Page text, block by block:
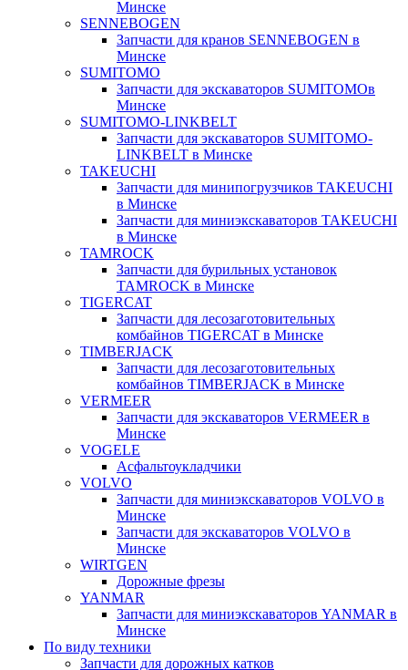
Минске
SENNEBOGEN
Запчасти для кранов SENNEBOGEN в
Минске
SUMITOMO
Запчасти для экскаваторов SUMITOMOв
Минске
SUMITOMO-LINKBELT
Запчасти для экскаваторов SUMITOMO-
LINKBELT в Минске
TAKEUCHI
Запчасти для минипогрузчиков TAKEUCHI
в Минске
Запчасти для миниэкскаваторов TAKEUCHI
в Минске
TAMROCK
Запчасти для бурильных установок
TAMROCK в Минске
TIGERCAT
Запчасти для лесозаготовительных
комбайнов TIGERCAT в Минске
TIMBERJACK
Запчасти для лесозаготовительных
комбайнов TIMBERJACK в Минске
VERMEER
Запчасти для экскаваторов VERMEER в
Минске
VOGELE
Асфальтоукладчики
VOLVO
Запчасти для миниэкскаваторов VOLVO в
Минске
Запчасти для экскаваторов VOLVO в
Минске
WIRTGEN
Дорожные фрезы
YANMAR
Запчасти для миниэкскаваторов YANMAR в
Минске
По виду техники
Запчасти для дорожных катков